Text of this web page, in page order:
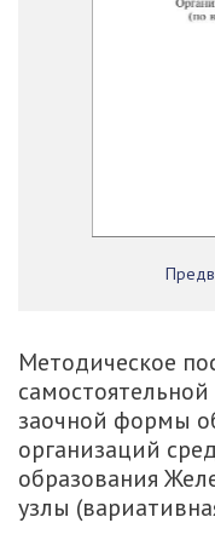
Методическое
заочной формы
организаций
образования
узлы